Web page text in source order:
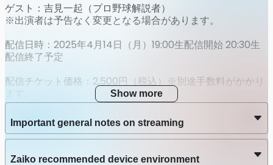
ゲスト：吉見一起（プロ野球解説者）
※出演者は予告なく変更となる場合があります。
配信日時：2025年4月14日（月）19:00生配信開始 20:30生
配信終了予定
配信チケット価格：2,500円（税込）※別途手数料がかかり
配信チケット販売期間：2025年4月3日（木）12時00分 ～
2025年4月17日（木）19時00分
アーカイブ視聴：2025年4月17日（木）23時59分まで
Show more
Important general notes on streaming
Zaiko recommended device environment